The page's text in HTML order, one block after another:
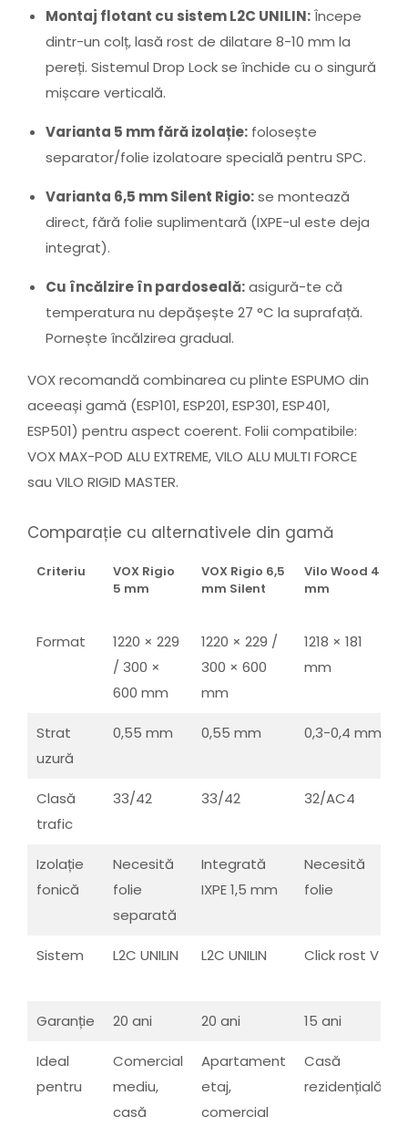
Montaj flotant cu sistem L2C UNILIN:Începe
dintr-un colț, lasă rost de dilatare 8-10 mm la
pereți. Sistemul Drop Lock se închide cu o singură
mișcare verticală.
Varianta 5 mm fără izolație: folosește
separator/folie izolatoare specială pentru SPC.
Varianta 6,5 mm Silent Rigio:se montează
direct, fără folie suplimentară (IXPE-ul este deja
integrat).
Cu încălzire în pardoseală:asigură-te că
temperatura nu depășește 27 °C la suprafață.
Pornește încălzirea gradual.
VOX recomandă combinarea cu plinte ESPUMO din
aceeași gamă (ESP101, ESP201, ESP301, ESP401,
ESP501) pentru aspect coerent. Folii compatibile:
VOX MAX-POD ALU EXTREME, VILO ALU MULTI FORCE
sau VILO RIGID MASTER.
Comparație cu alternativele din gamă
Criteriu
VOX Rigio
5 mm
VOX Rigio 6,5
mm Silent
Vilo Wood 4
mm
Format
1220 × 229
/ 300 ×
600 mm
1220 × 229 /
300 × 600
mm
1218 × 181
mm
Strat
uzură
0,55 mm 0,55 mm 0,3-0,4 mm
Clasă
trafic
33/42 33/42 32/AC4
Izolație
fonică
Necesită
folie
separată
Integrată
IXPE 1,5 mm
Necesită
folie
Sistem L2C UNILIN L2C UNILIN Click rost V
Garanție 20 ani 20 ani 15 ani
Ideal
pentru
Comercial
mediu,
casă
Apartament
etaj,
comercial
Casă
rezidențială